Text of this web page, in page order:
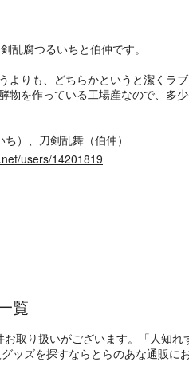
乱腐つるいちと伯仲です。
よりも、どちらかというと潔くラ
を作っている工場産なので、多少
）、刀剣乱舞（伯仲）
users/14201819
覧
取り扱いがございます。「人知れ
ズを探すならとらのあな通販に